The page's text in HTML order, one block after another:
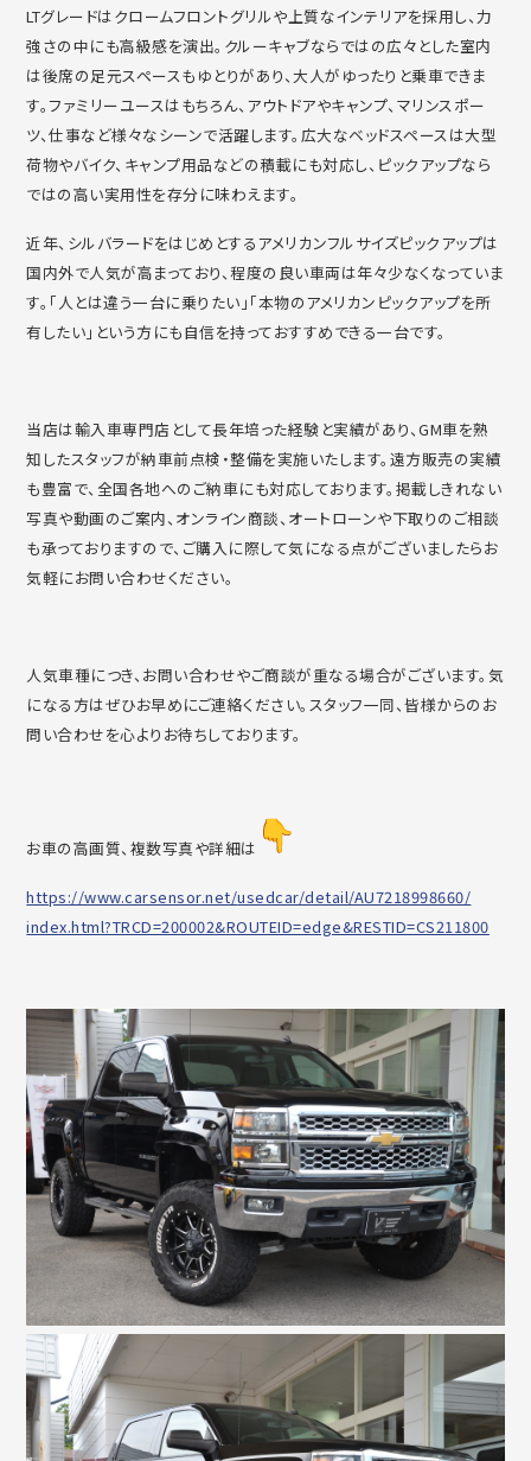
LTグレードはクロームフロントグリルや上質なインテリアを採用し、力
強さの中にも高級感を演出。 クルーキャブならではの広々とした室内
は後席の足元スペースもゆ とりがあり、大人がゆったりと乗車できま
す。ファミリーユースはもちろん、アウトドアやキャンプ、 マリンスポー
ツ、仕事など様々なシーンで活躍します。 広大なベッドスペースは大型
荷物やバイク、 キャンプ用品などの積載にも対応し、 ピックアップなら
ではの高い実用性を存分に味わえます。
近年、 シルバラードをはじめとするアメリカンフルサイズピックアップは
国内外で人気が高まっており、程度の良い車両は年々少なくなっていま
す。「 人とは違う一台に乗りたい」「本物のアメリカンピックアップを所
有したい」 という方にも自信を持っておすすめできる一台です。
当店は輸入車専門店として長年培った経験と実績があり、GM車を熟
知したスタッフが納車前点検・整備を実施いたします。 遠方販売の実績
も豊富で、 全国各地へのご納車にも対応しております。 掲載しきれない
写真や動画のご案内、オンライン商談、 オートローンや下取りのご相談
も承っておりますので、 ご購入に際して気になる点がございましたらお
気軽にお問い合わせください。
人気車種につき、 お問い合わせやご商談が重なる場合がございます。 気
になる方はぜひお早めにご連絡ください。スタッフ一同、皆様からのお
問い合わせを心よりお待ちしております。
お車の高画質、複数写真や詳細は
https://www.carsensor.net/usedcar/detail/AU7218998660/
index.html?TRCD=200002&ROUTEID=edge&RESTID=CS211800